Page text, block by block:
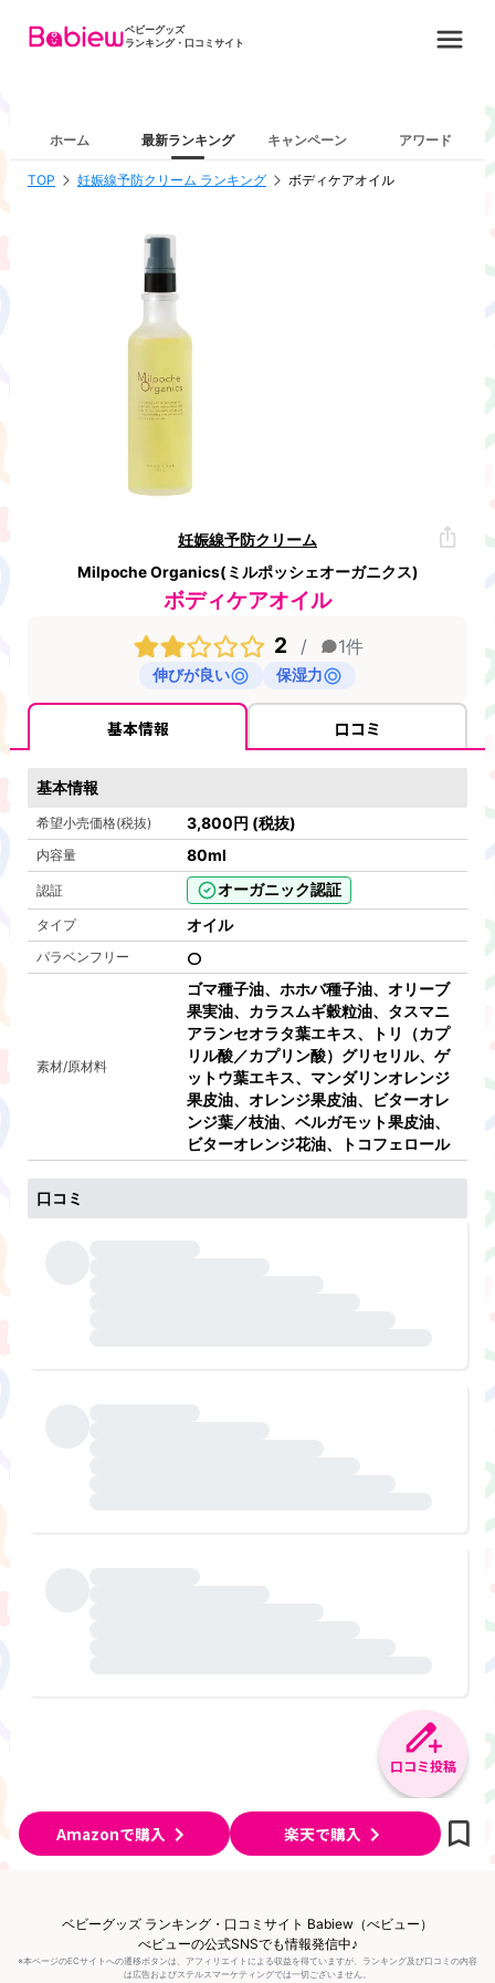
ベビーグッズ
ランキング・口コミサイト
ホーム 最新ランキング キャンペーン アワード
TOP 妊娠線予防クリーム ランキング ボディケアオイル
妊娠線予防クリーム
Milpoche Organics(ミルポッシェオーガニクス)
ボディケアオイル
2
/ 1件
伸びが良い 保湿力
基本情報 口コミ
基本情報
希望小売価格(税抜) 3,800円 (税抜)
内容量 80ml
認証 オーガニック認証
タイプ オイル
パラベンフリー
素材/原材料
ゴマ種子油、ホホバ種子油、オリーブ
果実油、カラスムギ穀粒油、タスマニ
アランセオラタ葉エキス、トリ（カプ
リル酸／カプリン酸）グリセリル、ゲ
ットウ葉エキス、マンダリンオレンジ
果皮油、オレンジ果皮油、ビターオレ
ンジ葉／枝油、ベルガモット果皮油、
ビターオレンジ花油、トコフェロール
口コミ
口コミ投稿
Amazonで購入 楽天で購入
ベビーグッズ ランキング・口コミサイト Babiew（べビュー）
べビューの公式SNSでも情報発信中♪
※本ページのECサイトへの遷移ボタンは、アフィリエイトによる収益を得ていますが、ランキング及び口コミの内容
は広告およびステルスマーケティングでは一切ございません。